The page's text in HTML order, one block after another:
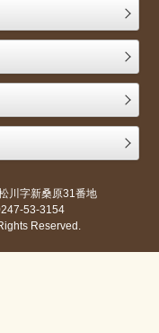
川字新桑原31番地
53-3154
Reserved.